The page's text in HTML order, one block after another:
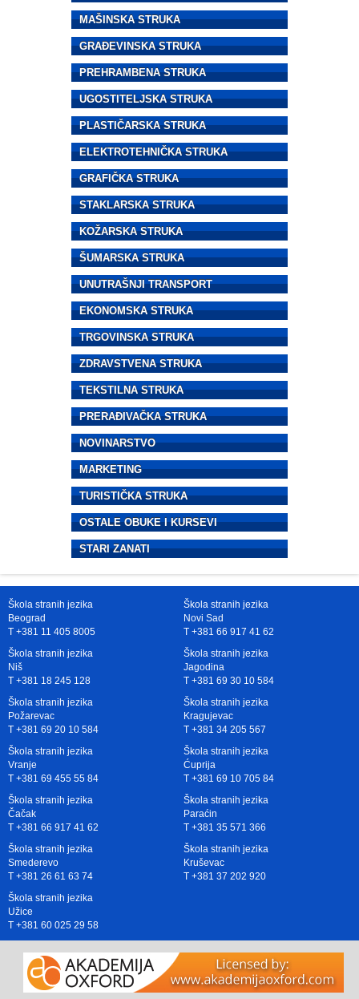
MAŠINSKA STRUKA
GRAĐEVINSKA STRUKA
PREHRAMBENA STRUKA
UGOSTITELJSKA STRUKA
PLASTIČARSKA STRUKA
ELEKTROTEHNIČKA STRUKA
GRAFIČKA STRUKA
STAKLARSKA STRUKA
KOŽARSKA STRUKA
ŠUMARSKA STRUKA
UNUTRAŠNJI TRANSPORT
EKONOMSKA STRUKA
TRGOVINSKA STRUKA
ZDRAVSTVENA STRUKA
TEKSTILNA STRUKA
PRERAĐIVAČKA STRUKA
NOVINARSTVO
MARKETING
TURISTIČKA STRUKA
OSTALE OBUKE I KURSEVI
STARI ZANATI
Škola stranih jezika
Beograd
T +381 11 405 8005
Škola stranih jezika
Novi Sad
T +381 66 917 41 62
Škola stranih jezika
Niš
T +381 18 245 128
Škola stranih jezika
Jagodina
T +381 69 30 10 584
Škola stranih jezika
Požarevac
T +381 69 20 10 584
Škola stranih jezika
Kragujevac
T +381 34 205 567
Škola stranih jezika
Vranje
T +381 69 455 55 84
Škola stranih jezika
Ćuprija
T +381 69 10 705 84
Škola stranih jezika
Čačak
T +381 66 917 41 62
Škola stranih jezika
Paraćin
T +381 35 571 366
Škola stranih jezika
Smederevo
T +381 26 61 63 74
Škola stranih jezika
Kruševac
T +381 37 202 920
Škola stranih jezika
Užice
T +381 60 025 29 58